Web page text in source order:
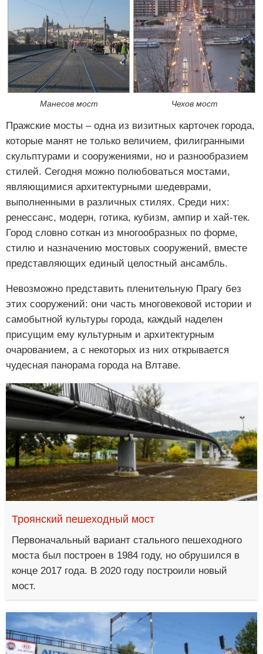
Манесов мост Чехов мост
Пражские мосты – одна из визитных карточек города,
которые манят не только величием, филигранными
скульптурами и сооружениями, но и разнообразием
стилей. Сегодня можно полюбоваться мостами,
являющимися архитектурными шедеврами,
выполненными в различных стилях. Среди них:
ренессанс, модерн, готика, кубизм, ампир и хай-тек.
Город словно соткан из многообразных по форме,
стилю и назначению мостовых сооружений, вместе
представляющих единый целостный ансамбль.
Невозможно представить пленительную Прагу без
этих сооружений: они часть многовековой истории и
самобытной культуры города, каждый наделен
присущим ему культурным и архитектурным
очарованием, а с некоторых из них открывается
чудесная панорама города на Влтаве.
Троянский пешеходный мост
Первоначальный вариант стального пешеходного
моста был построен в 1984 году, но обрушился в
конце 2017 года. В 2020 году построили новый
мост.